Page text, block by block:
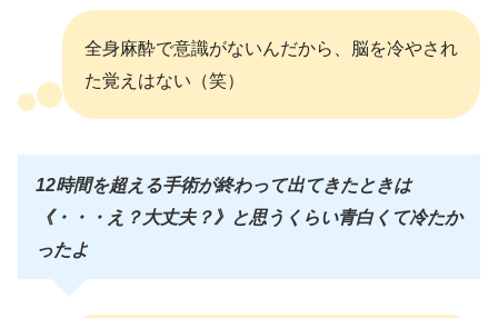
全身麻酔で意識がないんだから、脳を冷やされ
た覚えはない（笑）
12時間を超える手術が終わって出てきたときは
《・・・え？大丈夫？》と思うくらい青白くて冷たか
ったよ